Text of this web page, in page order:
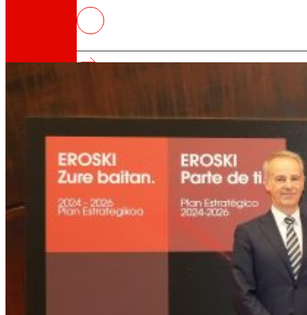
Todo nuestro ADN: un viaje por la misión, la
Cooperativa
Somos por y para las personas. Descubre
EROSKI reúne a más de 300